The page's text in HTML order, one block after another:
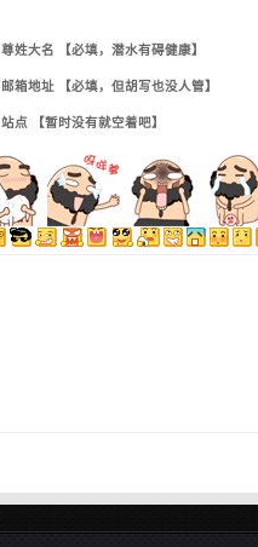
尊姓大名 【必填，潜水有碍健康】
邮箱地址 【必填，但胡写也没人管】
站点 【暂时没有就空着吧】